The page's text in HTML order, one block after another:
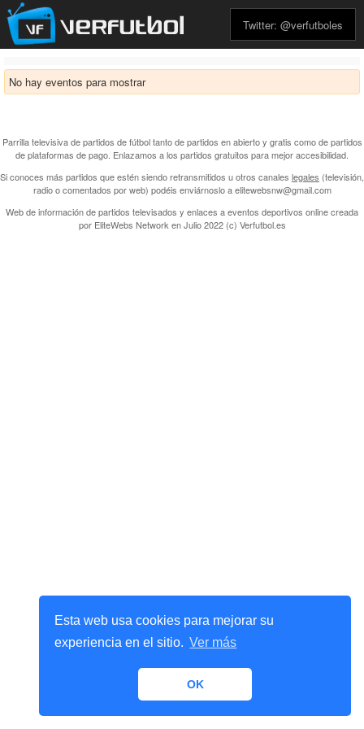
Esta web usa cookies para mejorar su
experiencia en el sitio. Ver más
OK
Twitter: @verfutboles
No hay eventos para mostrar
Parrilla televisiva de partidos de fútbol tanto de partidos en abierto y gratis como de partidos
de plataformas de pago. Enlazamos a los partidos gratuitos para mejor accesibilidad.
Si conoces más partidos que estén siendo retransmitidos u otros canales legales (televisión,
radio o comentados por web) podéis enviárnoslo a elitewebsnw@gmail.com
Web de información de partidos televisados y enlaces a eventos deportivos online creada
por EliteWebs Network en Julio 2022 (c) Verfutbol.es